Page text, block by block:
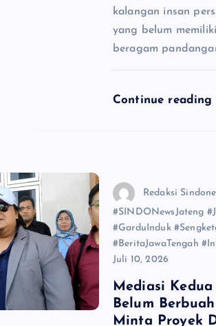
kalangan insan
yang belum
beragam
Continue reading
Redaksi
#SINDONewsJateng
#GarduInduk
#BeritaJawaTengah
Juli 10, 2026
Mediasi
Belum
Minta Proyek